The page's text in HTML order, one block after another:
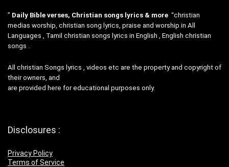
” Daily Bible verses, Christian songs lyrics & more “christian
medias worship, christian song lyrics, praise and worship in All
Languages , Tamil christian songs lyrics in English , English christian
songs .
All christian Songs lyrics , videos etc are the property and copyright of
their owners, and
are provided here for educational purposes only.
Disclosures :
Privacy Policy
Terms of Service